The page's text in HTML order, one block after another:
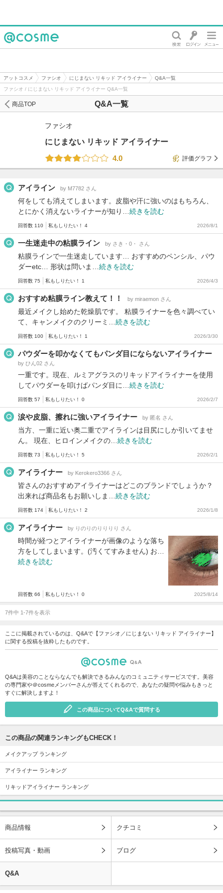
アットコスメ ファシオ にじまない リキッド アイライナー
Q&A一覧
ファシオ / にじまない リキッド アイライナー Q&A一覧
Q&A一覧
商品TOP
ファシオ
にじまない リキッド アイライナー
4.0
評価グラフ
アイライン by M7782 さん
何をしても消えてしまいます。皮脂や汗に強いのはもちろん、
とにかく消えないライナーが知り… 続きを読む
回答数 110 私もしりたい！ 4 2026/8/1
一生迷走中の粘膜ライン by さき・0・ さん
粘膜ラインで一生迷走しています… おすすめのペンシル、パウ
ダーetc… 形状は問いま… 続きを読む
回答数 75 私もしりたい！ 1 2026/4/3
おすすめ粘膜ライン教えて！！ by miraemon さん
最近メイクし始めた乾燥肌です。 粘膜ライナーを色々調べてい
て、キャンメイクのクリーミ… 続きを読む
回答数 100 私もしりたい！ 1 2026/3/30
パウダーを叩かなくてもパンダ目にならないアイライナー
by ひん02 さん
一重です。現在、ルミアグラスのリキッドアイライナーを使用
してパウダーを叩けばパンダ目に… 続きを読む
回答数 57 私もしりたい！ 0 2026/2/7
涙や皮脂、擦れに強いアイライナー by 匿名 さん
当方、一重に近い奥二重でアイラインは目尻にしか引いてませ
ん。 現在、ヒロインメイクの… 続きを読む
回答数 73 私もしりたい！ 5 2026/2/1
アイライナー by Kerokero3366 さん
皆さんのおすすめアイライナーはどこのブランドでしょうか？
出来れば商品名もお願いしま… 続きを読む
回答数 174 私もしりたい！ 2 2026/1/8
アイライナー by りのりのりりりり さん
時間が経つとアイライナーが画像のような落ち
方をしてしまいます。(汚くてすみません) お…
続きを読む
回答数 66 私もしりたい！ 0 2025/8/14
7件中 1-7件を表示
ここに掲載されているのは、Q&Aで【ファシオ／にじまない リキッド アイライナー】
に関する投稿を抜粋したものです。
Q&Aは美容のことならなんでも解決できるみんなのコミュニティサービスです。美容
の専門家や＠cosmeメンバーさんが答えてくれるので、あなたの疑問や悩みもきっと
すぐに解決しますよ！
この商品についてQ&Aで質問する
この商品の関連ランキングもCHECK！
メイクアップ ランキング
アイライナー ランキング
リキッドアイライナー ランキング
商品情報 クチコミ
投稿写真・動画 ブログ
Q&A